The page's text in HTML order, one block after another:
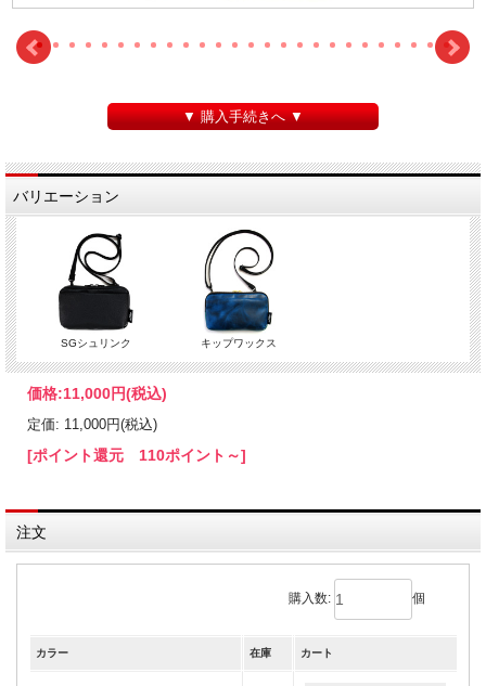
▼ 購入手続きへ ▼
バリエーション
SGシュリンク キップワックス
価格:11,000円(税込)
定価: 11,000円(税込)
[ポイント還元 110ポイント～]
注文
購入数: 個
カラー 在庫 カート